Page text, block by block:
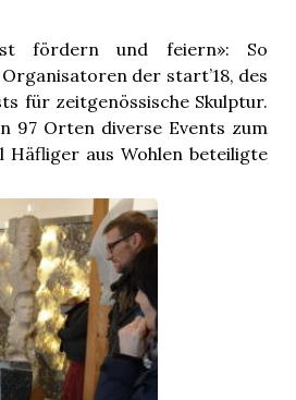
fördern und feiern»: So
der start’18, des
für zeitgenössische Skulptur.
97 Orten diverse Events zum
Häfliger aus Wohlen beteiligte